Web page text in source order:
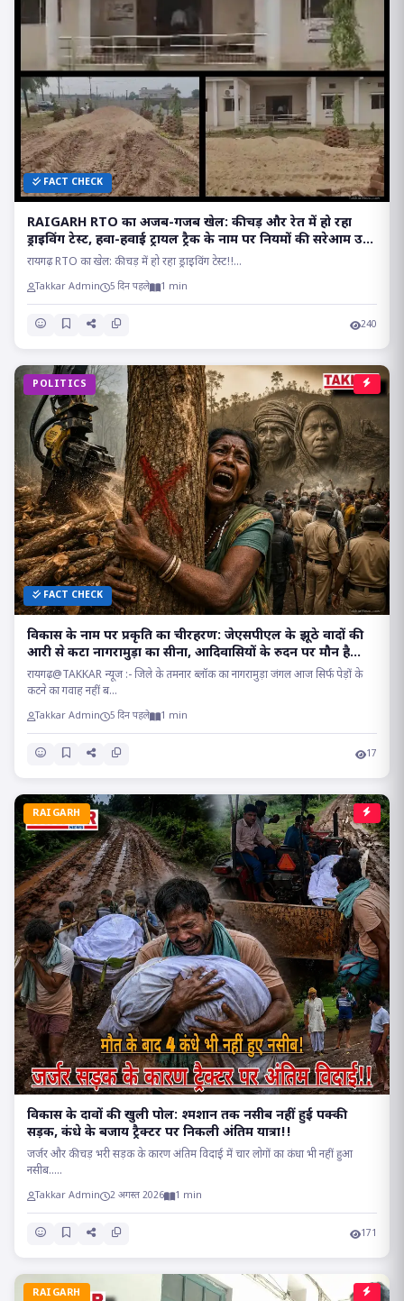
FACT CHECK
RAIGARH RTO का अजब-गजब खेल: कीचड़ और रेत में हो रहा
ड्राइविंग टेस्ट, हवा-हवाई ट्रायल ट्रैक के नाम पर नियमों की सरेआम उड़
रही धज्जियां
रायगढ़ RTO का खेल: कीचड़ में हो रहा ड्राइविंग टेस्ट!!...
Takkar Admin 5 दिन पहले 1 min
240
POLITICS
FACT CHECK
विकास के नाम पर प्रकृति का चीरहरण: जेएसपीएल के झूठे वादों की
आरी से कटा नागरामुड़ा का सीना, आदिवासियों के रुदन पर मौन है
सत्ता!
रायगढ़@TAKKAR न्यूज :- जिले के तमनार ब्लॉक का नागरामुड़ा जंगल आज सिर्फ पेड़ों के
कटने का गवाह नहीं ब...
Takkar Admin 5 दिन पहले 1 min
17
RAIGARH
विकास के दावों की खुली पोल: श्मशान तक नसीब नहीं हुई पक्की
सड़क, कंधे के बजाय ट्रैक्टर पर निकली अंतिम यात्रा!!
जर्जर और कीचड़ भरी सड़क के कारण अंतिम विदाई में चार लोगों का कंधा भी नहीं हुआ
नसीब.....
Takkar Admin 2 अगस्त 2026 1 min
171
RAIGARH